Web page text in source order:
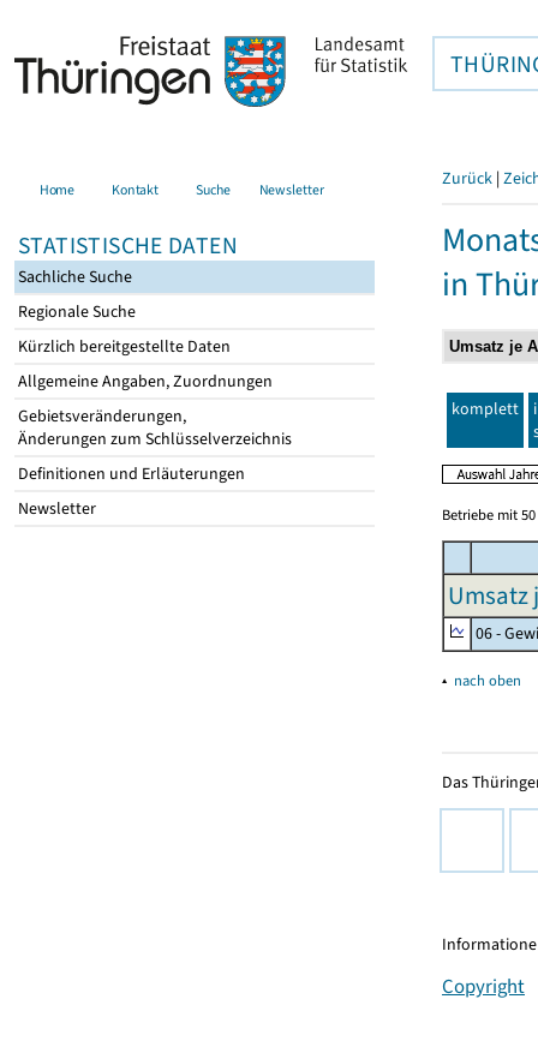
Home Kontakt Suche Newsletter
STATISTISCHE DATEN
Sachliche Suche
Regionale Suche
Kürzlich bereitgestellte Daten
Allgemeine Angaben, Zuordnungen
Gebietsveränderungen,
Änderungen zum Schlüsselverzeichnis
Definitionen und Erläuterungen
Newsletter
Zurück |
in
komplett
Betriebe mit
Umsatz
06 -
▴ nach oben
Das
Copyright